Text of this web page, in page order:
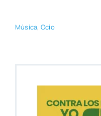
Músi­ca, Ocio